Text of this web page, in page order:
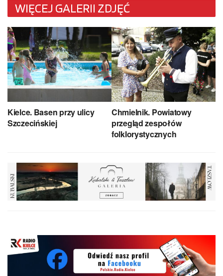
WIĘCEJ GALERII ZDJĘĆ
Kielce. Basen przy ulicy
Szczecińskiej
Chmielnik. Powiatowy
przegląd zespołów
folklorystycznych